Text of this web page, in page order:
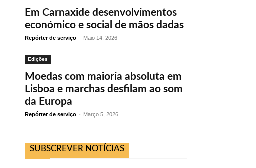
Em Carnaxide desenvolvimentos
económico e social de mãos dadas
Repórter de serviço - Maio 14, 2026
Edições
Moedas com maioria absoluta em
Lisboa e marchas desfilam ao som
da Europa
Repórter de serviço - Março 5, 2026
SUBSCREVER NOTÍCIAS